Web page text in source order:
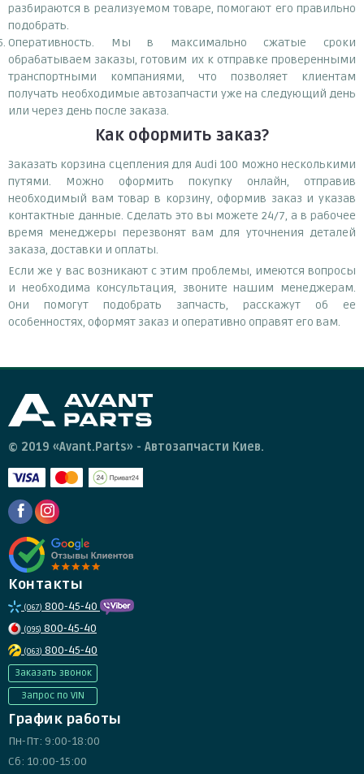
разбираются в реализуемом товаре, помогают его правильно
подобрать.
Оперативность. Мы в максимально сжатые сроки
обрабатываем заказы, готовим их к отправке проверенными
транспортными компаниями, что позволяет клиентам
получать необходимые автозапчасти уже на следующий день
или через день после заказа.
Как оформить заказ?
Заказать корзина сцепления для Audi 100 можно несколькими
путями. Можно оформить покупку онлайн, отправив
необходимый вам товар в корзину, оформив заказ и указав
контактные данные. Сделать это вы можете 24/7, а в рабочее
время менеджеры перезвонят вам для уточнения деталей
заказа, доставки и оплаты.
Если же у вас возникают с этим проблемы, имеются вопросы
и необходима консультация, звоните нашим менеджерам.
Они помогут подобрать запчасть, расскажут об ее
особенностях, оформят заказ и оперативно оправят его вам.
© 2019 «Avant.Parts» - Автозапчасти Киев.
Контакты
(067) 800-45-40
(095) 800-45-40
(063) 800-45-40
Заказать звонок
Запрос по VIN
График работы
Пн-Пт: 9:00-18:00
Сб: 10:00-15:00